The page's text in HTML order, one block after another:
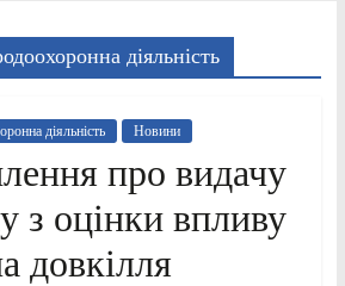
діяльність
діяльність Новини
про видачу
з оцінки впливу
довкілля